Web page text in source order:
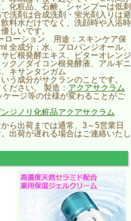
化粧品、石鹸、シャンプーは低刺
洗剤は合成洗剤・蛍光剤入りは避
料水だけでなく、洗顔時や入浴時
しいです。
ローション 用途：スキンケア保
全成分：水、プロパンジオール、
ビ根発酵エキス、ビターオレンジ
ク／ダイコン根発酵液、アルギニ
キサンタンガム
う成分がサクランのことです。
ださい。 製造： アクアサクラム
ージ等の仕様が変わることがご
ジノリ化粧品アクアサクラム
ら出荷までは通常、3～5営業日
出荷が遅れる場合はご連絡いたし